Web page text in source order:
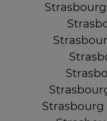
Strasbourg